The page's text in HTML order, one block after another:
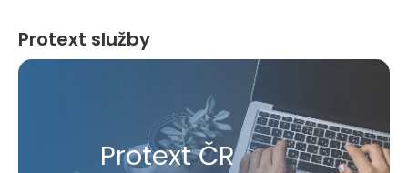
Protext služby
Protext ČR